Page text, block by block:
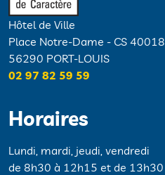
Hôtel de Ville
Place Notre-Dame - CS 40018
56290 PORT-LOUIS
02 97 82 59 59
Horaires
Lundi, mardi, jeudi, vendredi
de 8h30 à 12h15 et de